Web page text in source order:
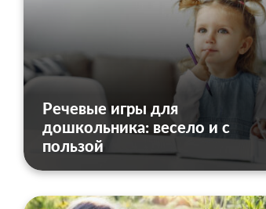
Речевые игры для
дошкольника: весело и с
пользой